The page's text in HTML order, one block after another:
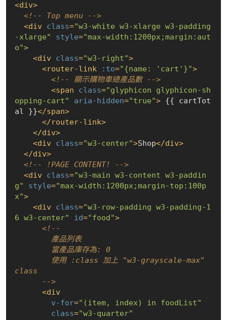
<div>
<!-- Top menu -->
<div class="w3-white w3-xlarge w3-padding
-xlarge"
style="max-width:1200px;margin:aut
o">
<div class="w3-right">
<router-link :to="{name: 'cart'}">
<!-- 顯示購物車總產品數 -->
<span class="glyphicon glyphicon-sh
opping-cart"
aria-hidden="true"> {{ cartTot
al }}</span>
</router-link>
</div>
<div class="w3-center">Shop</div>
</div>
<!-- !PAGE CONTENT! -->
<div class="w3-main w3-content w3-paddin
g"
style="max-width:1200px;margin-top:100p
x">
<div class="w3-row-padding w3-padding-1
6 w3-center"
id="food">
<!--
class
      -->
<div
v-for="(item, index) in foodList"
class="w3-quarter"